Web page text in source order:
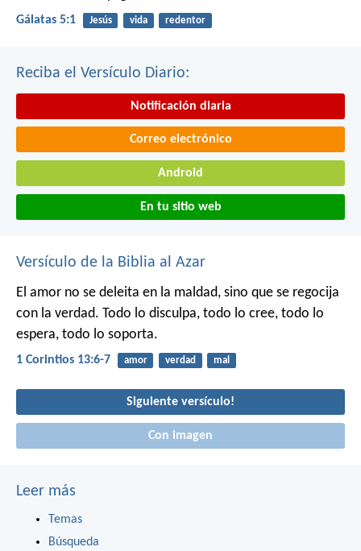
Gálatas 5:1 Jesús vida redentor
Reciba el Versículo Diario:
Notificación diaria
Correo electrónico
Android
En tu sitio web
Versículo de la Biblia al Azar
El amor no se deleita en la maldad, sino que se regocija
con la verdad. Todo lo disculpa, todo lo cree, todo lo
espera, todo lo soporta.
1 Corintios 13:6-7 amor verdad mal
Siguiente versículo!
Con imagen
Leer más
Temas
Búsqueda